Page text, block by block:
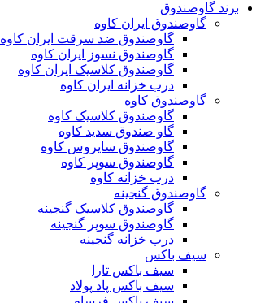
برند گاوصندوق
گاوصندوق ایران کاوه
گاوصندوق ضد سرقت ایران کاوه
گاوصندوق نسوز ایران کاوه
گاوصندوق کلاسیک ایران کاوه
درب خزانه ایران کاوه
گاوصندوق کاوه
گاوصندوق کلاسیک کاوه
گاو صندوق سدید کاوه
گاوصندوق سایروس کاوه
گاوصندوق سوپر کاوه
درب خزانه کاوه
گاوصندوق گنجینه
گاوصندوق کلاسیک گنجینه
گاوصندوق سوپر گنجینه
درب خزانه گنجینه
سیف باکس
سیف باکس تارا
سیف باکس پاد پولاد